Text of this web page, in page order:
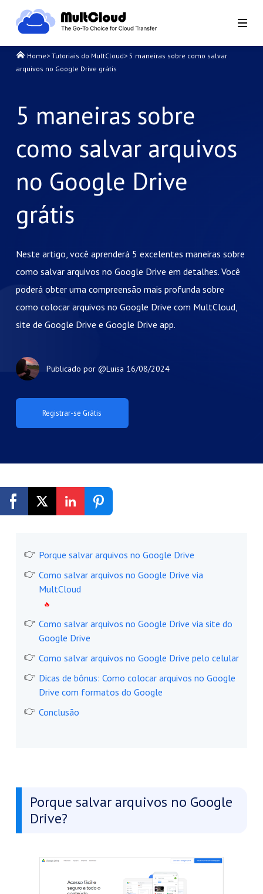
Home> Tutoriais do MultCloud> 5 maneiras sobre como salvar
arquivos no Google Drive grátis
5 maneiras sobre
como salvar arquivos
no Google Drive
grátis
Neste artigo, você aprenderá 5 excelentes maneiras sobre
como salvar arquivos no Google Drive em detalhes. Você
poderá obter uma compreensão mais profunda sobre
como colocar arquivos no Google Drive com MultCloud,
site de Google Drive e Google Drive app.
Registrar-se Grátis
Publicado por @Luisa 16/08/2024
Porque salvar arquivos no Google Drive
Como salvar arquivos no Google Drive via
MultCloud
Como salvar arquivos no Google Drive via site do
Google Drive
Como salvar arquivos no Google Drive pelo celular
Dicas de bônus: Como colocar arquivos no Google
Drive com formatos do Google
Conclusão
Porque salvar arquivos no Google
Drive?